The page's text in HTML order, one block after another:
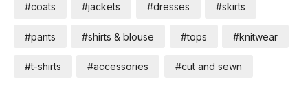
#coats #jackets #dresses #skirts
#pants #shirts & blouse #tops #knitwear
#t-shirts #accessories #cut and sewn